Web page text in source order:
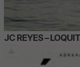
JC REYES –